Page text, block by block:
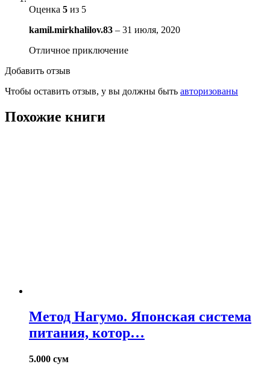
Оценка 5 из 5
kamil.mirkhalilov.83 – 31 июля, 2020
Отличное приключение
Добавить отзыв
Чтобы оставить отзыв, у вы должны быть авторизованы
Похожие книги
Метод Нагумо. Японская система
питания, котор…
5.000 сум